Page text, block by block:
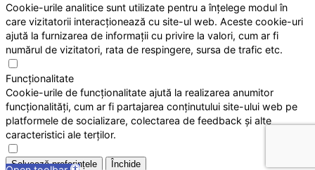
Cookie-urile analitice sunt utilizate pentru a înțelege modul în
care vizitatorii interacționează cu site-ul web. Aceste cookie-uri
ajută la furnizarea de informații cu privire la valori, cum ar fi
numărul de vizitatori, rata de respingere, sursa de trafic etc.
Funcționalitate
Cookie-urile de funcționalitate ajută la realizarea anumitor
funcționalități, cum ar fi partajarea conținutului site-ului web pe
platformele de socializare, colectarea de feedback și alte
caracteristici ale terților.
Salvează preferințele Închide